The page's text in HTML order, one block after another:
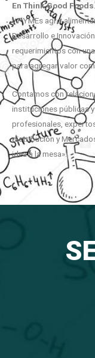
En ThinkGood Foods
y PYMEs agro-
Desarrollo e
requerimientos con
para agregar valor
Contamos con
instituciones públicas
profesionales,
distribución y
idea a la mesa».